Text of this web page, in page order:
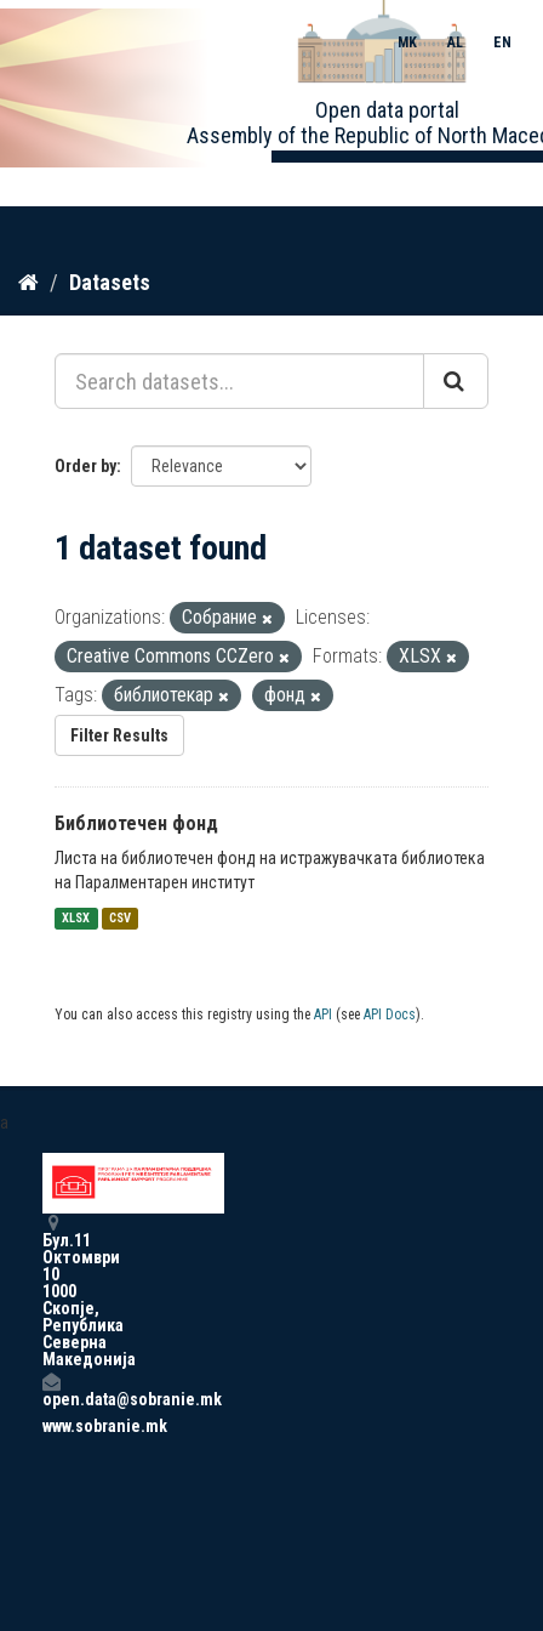
Skip
content
Open data portal
Assembly of the Republic of North
MK AL EN
Datasets
Order by
1 dataset found
Organizations: Собрание
Licenses:
Creative Commons CCZero
Formats:
XLSX
Tags:
библиотекар фонд
Filter Results
Библиотечен фонд
Листа на библиотечен фонд на истражувачката библиотека
на Паралментарен институт
XLSX CSV
You can also access this registry using the API (see API Docs).
a
Бул.11
Октомври
10
1000
Скопје,
Република
Северна
Македонија
open.data@sobranie.mk
www.sobranie.mk